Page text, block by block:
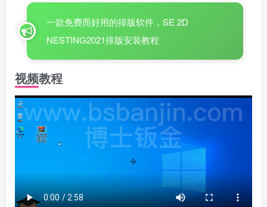
一款免费而好用的排版软件，SE 2D
NESTING2021排版安装教程
视频教程